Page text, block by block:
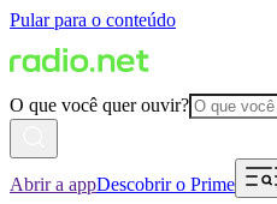
Pular para o conteúdo
O que você quer ouvir?
Abrir a appDescobrir o Prime